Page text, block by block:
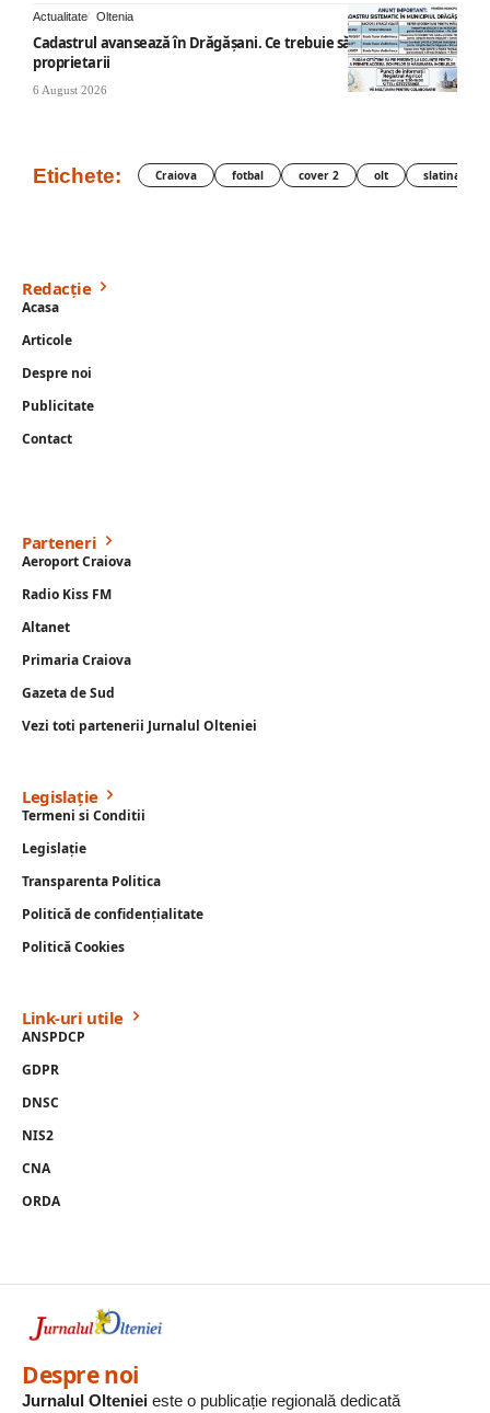
Actualitate Oltenia
Cadastrul avansează în Drăgășani. Ce trebuie să știe
proprietarii
6 August 2026
Etichete: Craiova fotbal cover 2 olt slatina
Redacție
Acasa
Articole
Despre noi
Publicitate
Contact
Parteneri
Aeroport Craiova
Radio Kiss FM
Altanet
Primaria Craiova
Gazeta de Sud
Vezi toti partenerii Jurnalul Olteniei
Legislație
Termeni si Conditii
Legislație
Transparenta Politica
Politică de confidențialitate
Politică Cookies
Link-uri utile
ANSPDCP
GDPR
DNSC
NIS2
CNA
ORDA
Despre noi
Jurnalul Olteniei este o publicație regională dedicată